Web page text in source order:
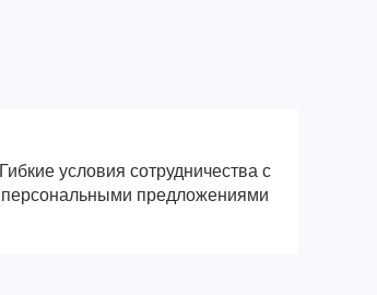
Гибкие условия сотрудничества с
персональными предложениями